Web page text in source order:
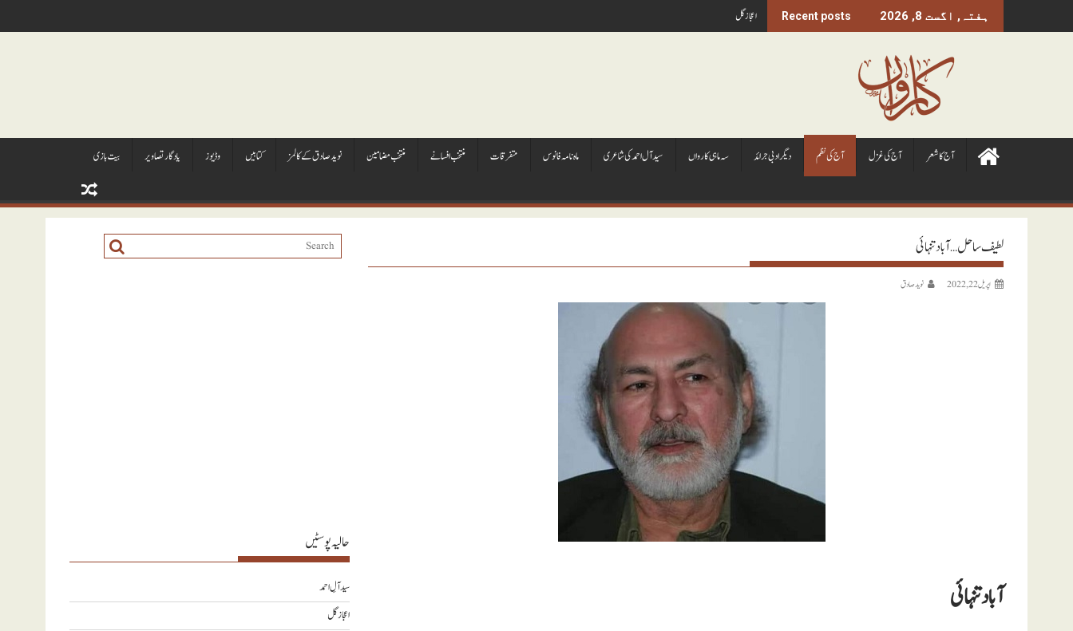
ہفتہ, اگست 8, 2026 Recent posts اعجاز گل
آج کا شعر آج کی غزل آج کی نظم ديگر ادبی جرائد سہ ماہی کارواں سيد آل احمد کی شاعری ماہ نامہ فانوس متفرقات منتخب افسانے منتخب مضامين نويد صادق کے کالمز کتابيں وڈيوز يادگار تصاوير بیت بازی
لطیف ساحل… آباد تنہائی
اپریل 22, 2022 نويد صادق
آباد تنہائی
حالیہ پوسٹیں
سید آلِ احمد
اعجاز گل